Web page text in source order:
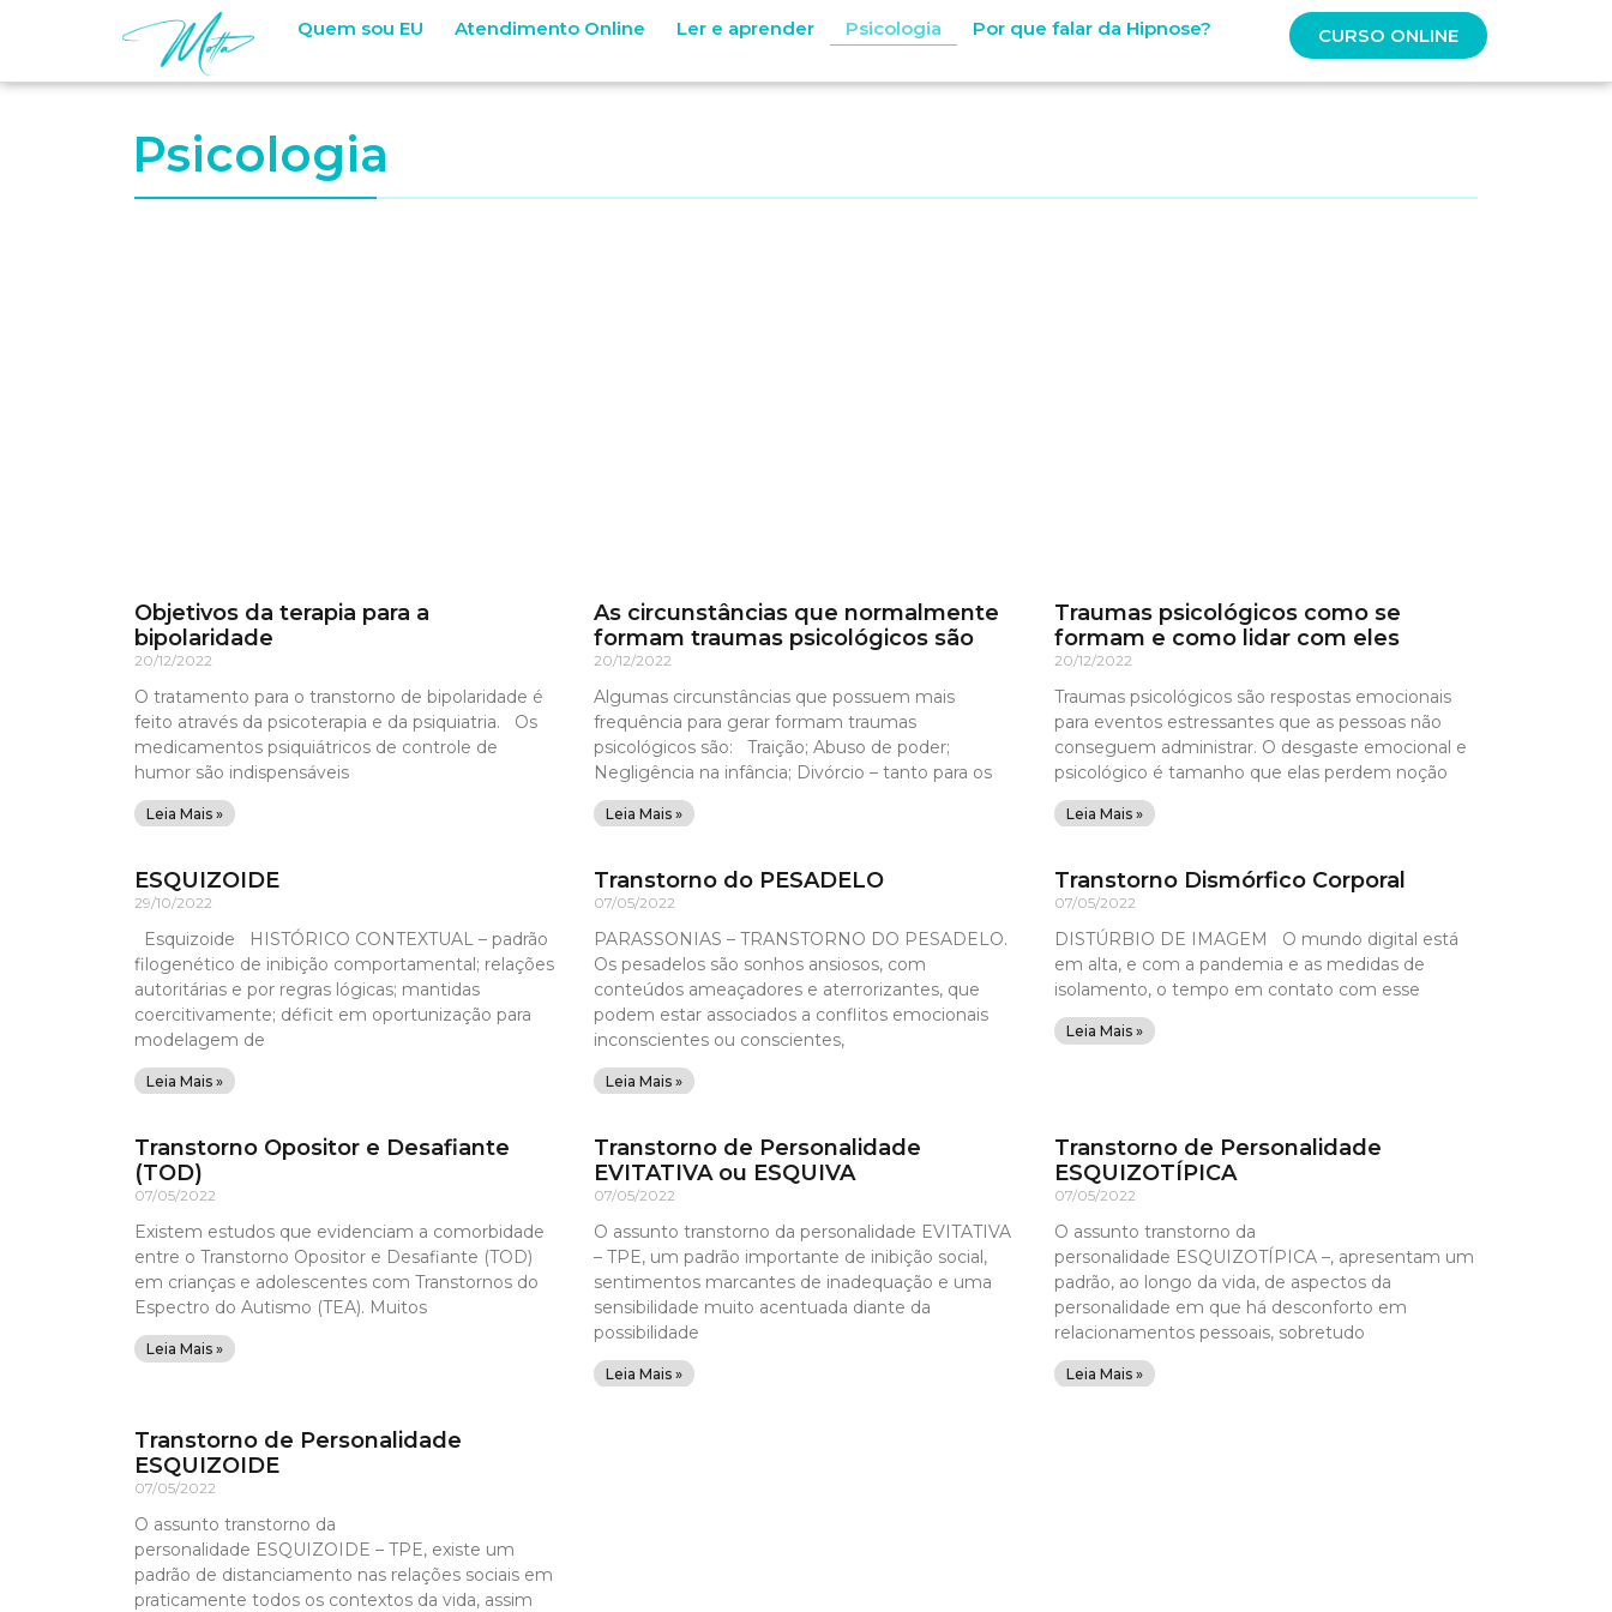
Quem sou EU Atendimento Online Ler e aprender Psicologia Por que falar da Hipnose? CURSO ONLINE
Psicologia
Objetivos da terapia para a
bipolaridade
20/12/2022
O tratamento para o transtorno de bipolaridade é
feito através da psicoterapia e da psiquiatria. Os
medicamentos psiquiátricos de controle de
humor são indispensáveis
Leia Mais »
As circunstâncias que normalmente
formam traumas psicológicos são
20/12/2022
Algumas circunstâncias que possuem mais
frequência para gerar formam traumas
psicológicos são: Traição; Abuso de poder;
Negligência na infância; Divórcio – tanto para os
Leia Mais »
Traumas psicológicos como se
formam e como lidar com eles
20/12/2022
Traumas psicológicos são respostas emocionais
para eventos estressantes que as pessoas não
conseguem administrar. O desgaste emocional e
psicológico é tamanho que elas perdem noção
Leia Mais »
ESQUIZOIDE
29/10/2022
Esquizoide HISTÓRICO CONTEXTUAL – padrão
filogenético de inibição comportamental; relações
autoritárias e por regras lógicas; mantidas
coercitivamente; déficit em oportunização para
modelagem de
Leia Mais »
Transtorno do PESADELO
07/05/2022
PARASSONIAS – TRANSTORNO DO PESADELO.
Os pesadelos são sonhos ansiosos, com
conteúdos ameaçadores e aterrorizantes, que
podem estar associados a conflitos emocionais
inconscientes ou conscientes,
Leia Mais »
Transtorno Dismórfico Corporal
07/05/2022
DISTÚRBIO DE IMAGEM O mundo digital está
em alta, e com a pandemia e as medidas de
isolamento, o tempo em contato com esse
Leia Mais »
Transtorno Opositor e Desafiante
(TOD)
07/05/2022
Existem estudos que evidenciam a comorbidade
entre o Transtorno Opositor e Desafiante (TOD)
em crianças e adolescentes com Transtornos do
Espectro do Autismo (TEA). Muitos
Leia Mais »
Transtorno de Personalidade
EVITATIVA ou ESQUIVA
07/05/2022
O assunto transtorno da personalidade EVITATIVA
– TPE, um padrão importante de inibição social,
sentimentos marcantes de inadequação e uma
sensibilidade muito acentuada diante da
possibilidade
Leia Mais »
Transtorno de Personalidade
ESQUIZOTÍPICA
07/05/2022
O assunto transtorno da
personalidade ESQUIZOTÍPICA –, apresentam um
padrão, ao longo da vida, de aspectos da
personalidade em que há desconforto em
relacionamentos pessoais, sobretudo
Leia Mais »
Transtorno de Personalidade
ESQUIZOIDE
07/05/2022
O assunto transtorno da
personalidade ESQUIZOIDE – TPE, existe um
padrão de distanciamento nas relações sociais em
praticamente todos os contextos da vida, assim